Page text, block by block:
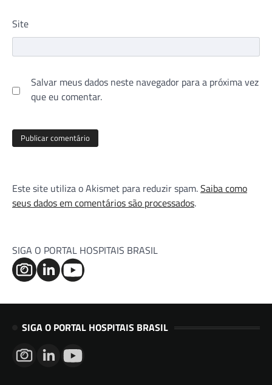
Site
Salvar meus dados neste navegador para a próxima vez
que eu comentar.
Este site utiliza o Akismet para reduzir spam.Saiba como
seus dados em comentários são processados.
SIGA O PORTAL HOSPITAIS BRASIL
SIGA O PORTAL HOSPITAIS BRASIL